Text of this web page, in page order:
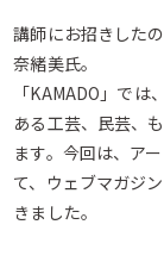
講師にお招きした
奈緒美氏。
「KAMADO」で
ある工芸、民芸、
ます。今回は、ア
て、ウェブマガジ
きました。